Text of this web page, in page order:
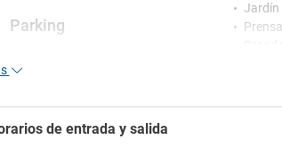
Parking
está permitido fumar
Jardín
Prensa
de entrada y salida